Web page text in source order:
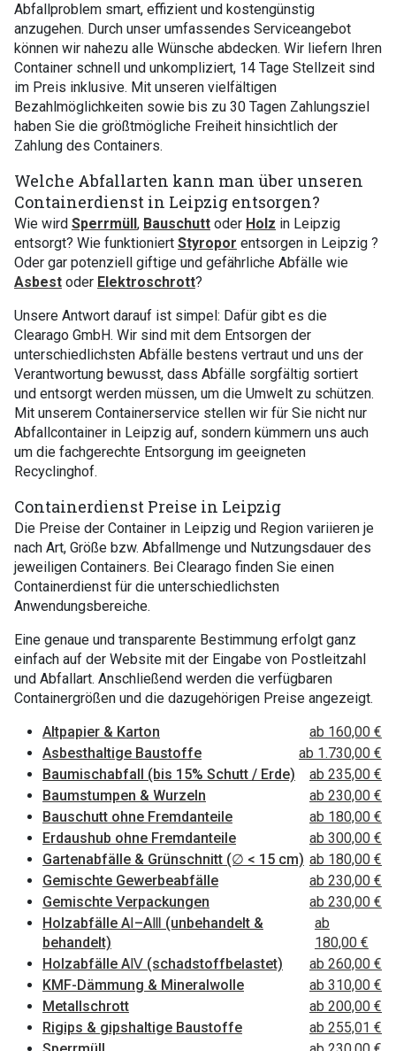
Abfallproblem smart, effizient und kostengünstig
anzugehen. Durch unser umfassendes Serviceangebot
können wir nahezu alle Wünsche abdecken. Wir liefern Ihren
Container schnell und unkompliziert, 14 Tage Stellzeit sind
im Preis inklusive. Mit unseren vielfältigen
Bezahlmöglichkeiten sowie bis zu 30 Tagen Zahlungsziel
haben Sie die größtmögliche Freiheit hinsichtlich der
Zahlung des Containers.
Welche Abfallarten kann man über unseren
Containerdienst in Leipzig entsorgen?
Wie wird Sperrmüll , Bauschutt oder Holz in Leipzig
entsorgt? Wie funktioniert Styropor entsorgen in Leipzig ?
Oder gar potenziell giftige und gefährliche Abfälle wie
Asbest oder Elektroschrott?
Unsere Antwort darauf ist simpel: Dafür gibt es die
Clearago GmbH. Wir sind mit dem Entsorgen der
unterschiedlichsten Abfälle bestens vertraut und uns der
Verantwortung bewusst, dass Abfälle sorgfältig sortiert
und entsorgt werden müssen, um die Umwelt zu schützen.
Mit unserem Containerservice stellen wir für Sie nicht nur
Abfallcontainer in Leipzig auf, sondern kümmern uns auch
um die fachgerechte Entsorgung im geeigneten
Recyclinghof.
Containerdienst Preise in Leipzig
Die Preise der Container in Leipzig und Region variieren je
nach Art, Größe bzw. Abfallmenge und Nutzungsdauer des
jeweiligen Containers. Bei Clearago finden Sie einen
Containerdienst für die unterschiedlichsten
Anwendungsbereiche.
Eine genaue und transparente Bestimmung erfolgt ganz
einfach auf der Website mit der Eingabe von Postleitzahl
und Abfallart. Anschließend werden die verfügbaren
Containergrößen und die dazugehörigen Preise angezeigt.
Altpapier & Karton
ab 160,00 €
Asbesthaltige Baustoffe
ab 1.730,00 €
Baumischabfall (bis 15% Schutt / Erde)
ab 235,00 €
Baumstumpen & Wurzeln
ab 230,00 €
Bauschutt ohne Fremdanteile
ab 180,00 €
Erdaushub ohne Fremdanteile
ab 300,00 €
Gartenabfälle & Grünschnitt (∅ < 15 cm) ab 180,00 €
Gemischte Gewerbeabfälle
ab 230,00 €
Gemischte Verpackungen
ab 230,00 €
Holzabfälle AⅠ–AⅢ (unbehandelt &
behandelt)
ab
180,00 €
Holzabfälle AⅣ (schadstoffbelastet)
ab 260,00 €
KMF-Dämmung & Mineralwolle
ab 310,00 €
Metallschrott
ab 200,00 €
Rigips & gipshaltige Baustoffe
ab 255,01 €